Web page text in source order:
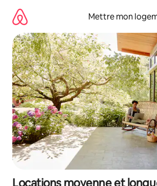
directement
contenu
Mettre mon
Locations moyenne et